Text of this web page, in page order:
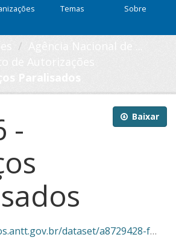
Temas Sobre
Baixar
-
430c-abe5-6e5f85aa9a03/resource/b78ecd06-02e2-4080-9971-26d9692250e0/download/servicos_paralisados_02_2026.csv